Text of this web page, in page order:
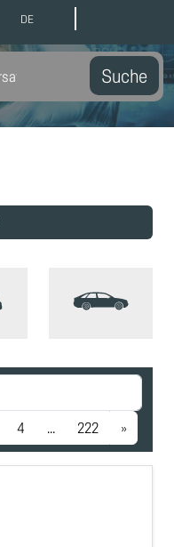
DE
Suche
4 ... 222 »